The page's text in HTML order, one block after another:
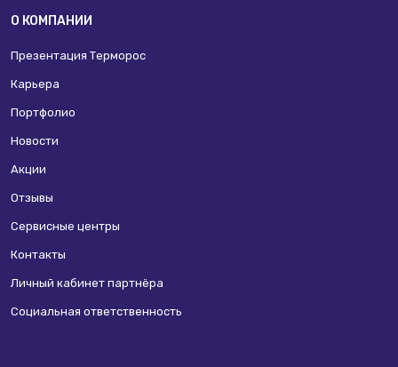
О КОМПАНИИ
Презентация Терморос
Карьера
Портфолио
Новости
Акции
Отзывы
Сервисные центры
Контакты
Личный кабинет партнёра
Социальная ответственность